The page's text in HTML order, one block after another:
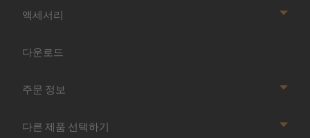
액세서리
다운로드
주문 정보
다른 제품 선택하기